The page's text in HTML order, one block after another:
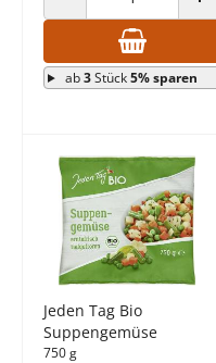
ANZAHL VERRINGERN
ab3Stück5% sparen
Jeden Tag Bio
Suppengemüse
750 g